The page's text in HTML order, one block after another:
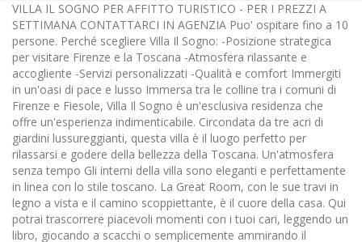
VILLA IL SOGNO PER AFFITTO TURISTICO - PER I PREZZI A
SETTIMANA CONTATTARCI IN AGENZIA Puo' ospitare fino a 10
persone. Perché scegliere Villa Il Sogno: -Posizione strategica
per visitare Firenze e la Toscana -Atmosfera rilassante e
accogliente -Servizi personalizzati -Qualità e comfort Immergiti
in un'oasi di pace e lusso Immersa tra le colline tra i comuni di
Firenze e Fiesole, Villa Il Sogno è un'esclusiva residenza che
offre un'esperienza indimenticabile. Circondata da tre acri di
giardini lussureggianti, questa villa è il luogo perfetto per
rilassarsi e godere della bellezza della Toscana. Un'atmosfera
senza tempo Gli interni della villa sono eleganti e perfettamente
in linea con lo stile toscano. La Great Room, con le sue travi in
legno a vista e il camino scoppiettante, è il cuore della casa. Qui
potrai trascorrere piacevoli momenti con i tuoi cari, leggendo un
libro, giocando a scacchi o semplicemente ammirando il